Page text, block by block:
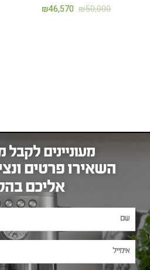
₪50,000
₪46,570
מעוניינים לקבל
השאירו פרטים
אליכם